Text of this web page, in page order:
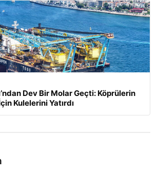
Dev Bir Molar Geçti: Köprülerin
Kulelerini Yatırdı